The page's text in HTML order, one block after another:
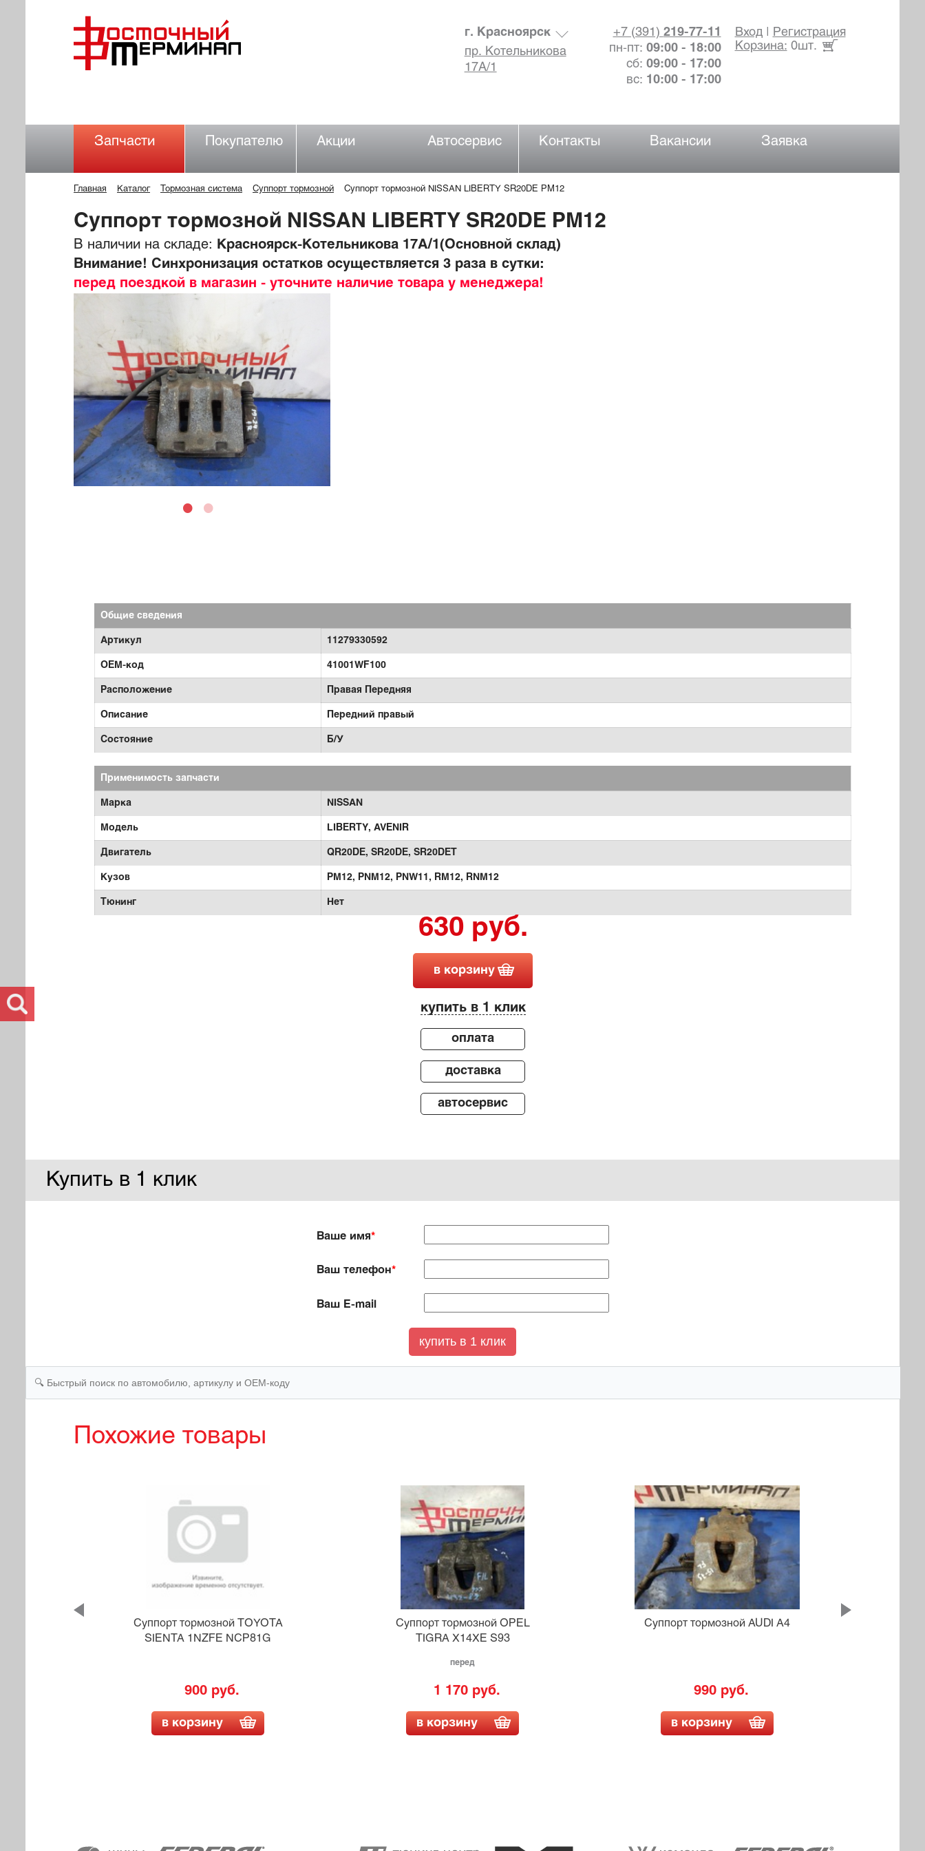
Вход|
Регистрация
Корзина: 0шт.
+7 (391) 219-77-11
пн-пт: 09:00 - 18:00
сб: 09:00 - 17:00
вс: 10:00 - 17:00
г. Красноярск
пр. Котельникова
17А/1
Запчасти Покупателю Акции Автосервис Контакты Вакансии Заявка
Главная Каталог Тормозная система Суппорт тормозной Суппорт тормозной NISSAN LIBERTY SR20DE PM12
Суппорт тормозной NISSAN LIBERTY SR20DE PM12
В наличии на складе:
Красноярск-Котельникова 17А/1(Основной склад)
Внимание! Синхронизация остатков осуществляется 3 раза в сутки:
перед поездкой в магазин - уточните наличие товара у менеджера!
Общие сведения
Артикул 11279330592
OEM-код 41001WF100
Расположение Правая Передняя
Описание Передний правый
Состояние Б/У
Применимость запчасти
Марка NISSAN
Модель LIBERTY, AVENIR
Двигатель QR20DE, SR20DE, SR20DET
Кузов PM12, PNM12, PNW11, RM12, RNM12
Тюнинг Нет
630 руб.
в корзину
купить в 1 клик
оплата
доставка
автосервис
Купить в 1 клик
Ваше имя*
Ваш телефон*
Ваш E-mail
Похожие товары
Суппорт тормозной TOYOTA
SIENTA 1NZFE NCP81G
900 руб.
в корзину
Суппорт тормозной OPEL
TIGRA X14XE S93
перед
1 170 руб.
в корзину
Суппорт тормозной AUDI A4
990 руб.
в корзину